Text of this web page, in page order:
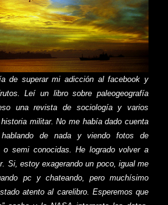
de superar mi adicción al facebook y
Leí un libro sobre paleogeografía
una revista de sociología y varios
militar. No me había dado cuenta
de nada y viendo fotos de
o semi conocidas. He logrado volver a
Si, estoy exagerando un poco, igual me
pc y chateando, pero muchísimo
atento al carelibro. Esperemos que